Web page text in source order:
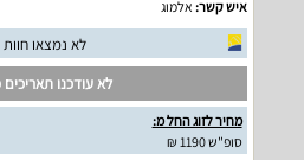
איש קשר: אלמוג
לא נמצאו
לא עודכנו תאריכים
מחיר לזוג החל מ:
סופ"ש 1190 ₪